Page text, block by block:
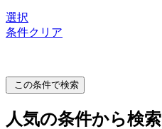
選択
条件クリア
この条件で検索
人気の条件から検索